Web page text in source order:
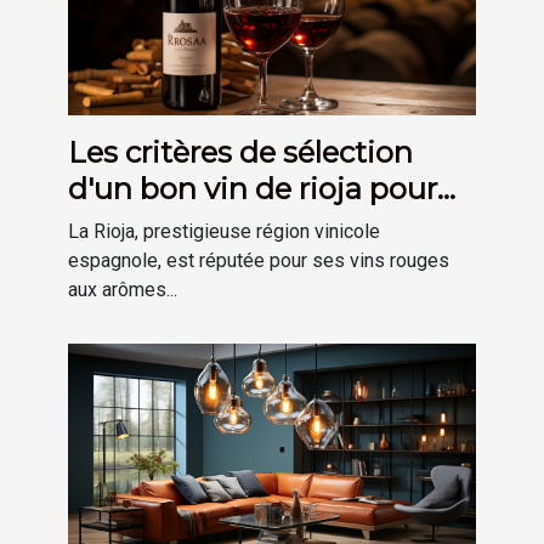
Les critères de sélection
d'un bon vin de rioja pour
votre cave
La Rioja, prestigieuse région vinicole
espagnole, est réputée pour ses vins rouges
aux arômes...